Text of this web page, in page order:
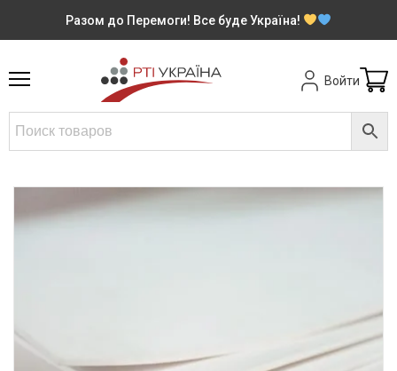
Разом до Перемоги! Все буде Україна!
Войти